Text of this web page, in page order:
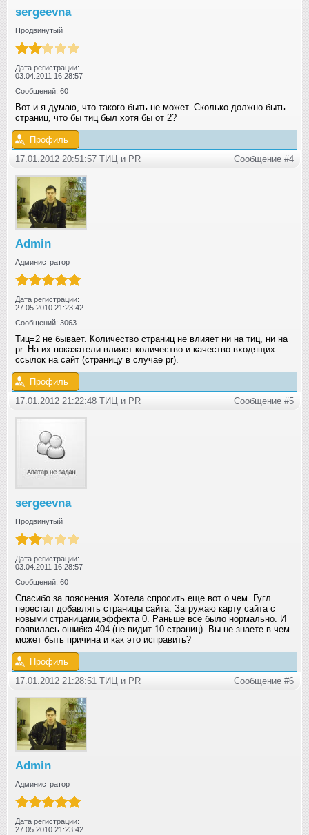
sergeevna
Продвинутый
Дата регистрации:
03.04.2011 16:28:57
Сообщений: 60
Вот и я думаю, что такого быть не может. Сколько должно быть
страниц, что бы тиц был хотя бы от 2?
Профиль
17.01.2012 20:51:57 ТИЦ и РR
Сообщение #4
Admin
Администратор
Дата регистрации:
27.05.2010 21:23:42
Сообщений: 3063
Тиц=2 не бывает. Количество страниц не влияет ни на тиц, ни на
pr. На их показатели влияет количество и качество входящих
ссылок на сайт (страницу в случае pr).
Профиль
17.01.2012 21:22:48 ТИЦ и РR
Сообщение #5
sergeevna
Продвинутый
Дата регистрации:
03.04.2011 16:28:57
Сообщений: 60
Спасибо за пояснения. Хотела спросить еще вот о чем. Гугл
перестал добавлять страницы сайта. Загружаю карту сайта с
новыми страницами,эффекта 0. Раньше все было нормально. И
появилась ошибка 404 (не видит 10 страниц). Вы не знаете в чем
может быть причина и как это исправить?
Профиль
17.01.2012 21:28:51 ТИЦ и РR
Сообщение #6
Admin
Администратор
Дата регистрации:
27.05.2010 21:23:42